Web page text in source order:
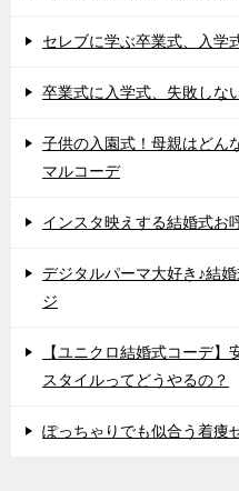
セレブに学ぶ卒業式、入学
卒業式に入学式、失敗しな
子供の入園式！母親はどん
マルコーデ
インスタ映えする結婚式お
デジタルパーマ大好き♪結
ジ
【ユニクロ結婚式コーデ
スタイルってどうやるの？
ぽっちゃりでも似合う着痩